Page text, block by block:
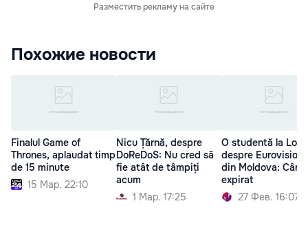
Разместить рекламу на сайте
Похожие новости
Finalul Game of
Thrones, aplaudat timp
de 15 minute
15 Мар. 22:10
Nicu Țărnă, despre
DoReDoS: Nu cred să
fie atât de tâmpiți
acum
1 Мар. 17:25
O studentă la
despre
din Moldova:
expirat
27 Фев. 16:07